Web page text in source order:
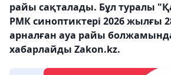
райы сақталады. Бұл туралы
РМК синоптиктері 2026 жылғы
арналған ауа райы
хабарлайды Zakon.kz.